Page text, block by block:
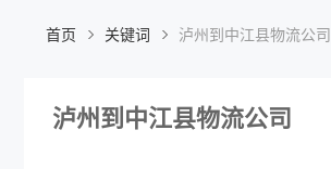
首页 关键词 泸州到中江县物流公司
泸州到中江县物流公司